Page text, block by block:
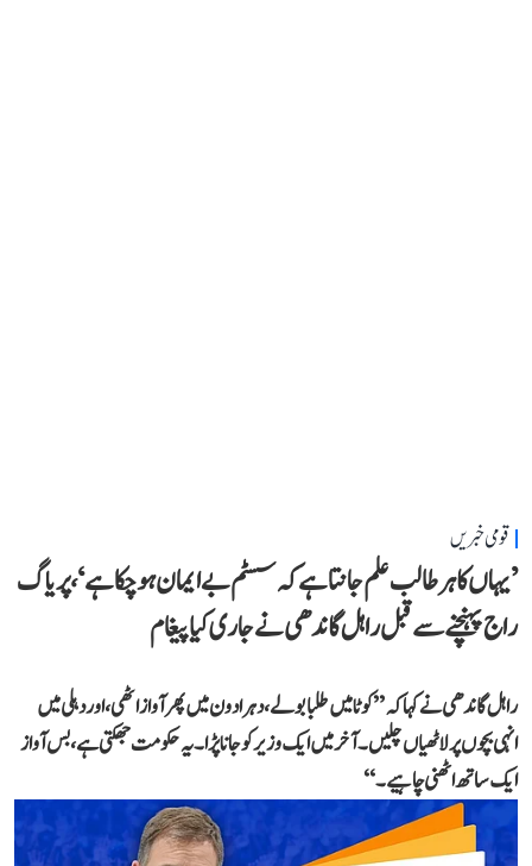
قومی خبریں
’یہاں کا ہر طالب علم جانتا ہے کہ سسٹم بے ایمان ہو چکا ہے‘، پریاگ
راج پہنچنے سے قبل راہل گاندھی نے جاری کیا پیغام
راہل گاندھی نے کہا کہ ’’کوٹا میں طلبا بولے، دہرادون میں پھر آواز اٹھی، اور دہلی میں
انہی بچوں پر لاٹھیاں چلیں۔ آخر میں ایک وزیر کو جانا پڑا۔ یہ حکومت جھکتی ہے، بس آواز
ایک ساتھ اٹھنی چاہیے۔‘‘